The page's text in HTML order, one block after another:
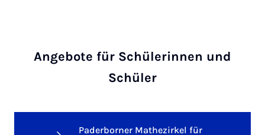
Angebote für Schülerinnen und
Schüler
Paderborner Mathezirkel für